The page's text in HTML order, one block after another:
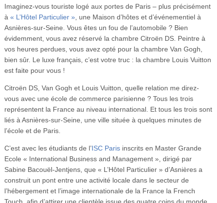
Imaginez-vous touriste logé aux portes de Paris – plus précisément
à « L’Hôtel Particulier », une Maison d’hôtes et d’événementiel à
Asnières-sur-Seine. Vous êtes un fou de l’automobile ? Bien
évidemment, vous avez réservé la chambre Citroën DS. Peintre à
vos heures perdues, vous avez opté pour la chambre Van Gogh,
bien sûr. Le luxe français, c’est votre truc : la chambre Louis Vuitton
est faite pour vous !
Citroën DS, Van Gogh et Louis Vuitton, quelle relation me direz-
vous avec une école de commerce parisienne ? Tous les trois
représentent la France au niveau international. Et tous les trois sont
liés à Asnières-sur-Seine, une ville située à quelques minutes de
l’école et de Paris.
C’est avec les étudiants de l’ISC Parisinscrits en Master Grande
Ecole « International Business and Management », dirigé par
Sabine Bacouël-Jentjens, que « L’Hôtel Particulier » d’Asnières a
construit un pont entre une activité locale dans le secteur de
l’hébergement et l’image internationale de la France la French
Touch, afin d’attirer une clientèle issue des quatre coins du monde.